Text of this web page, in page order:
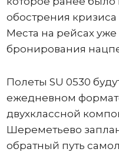
обострения
Места на рейсах
бронирования
Полеты SU 0530
ежедневном
двухклассной
Шереметьево
обратный путь